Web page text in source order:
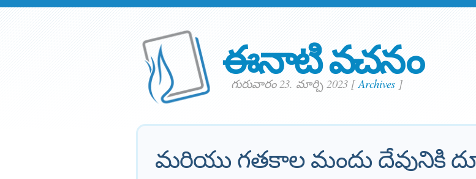
ఈనాటి వచనం
గురువారం 23. మార్చి 2023 [Archives ]
మరియు గతకాల మందు దేవునికి